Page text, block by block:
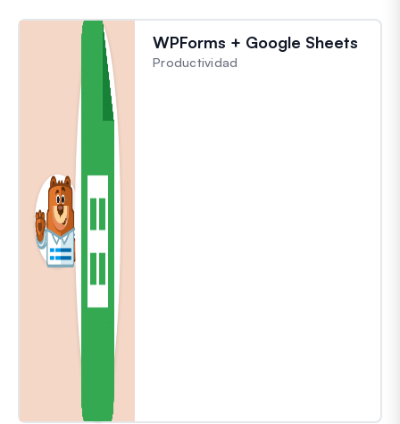
WPForms + Google Sheets
Productividad